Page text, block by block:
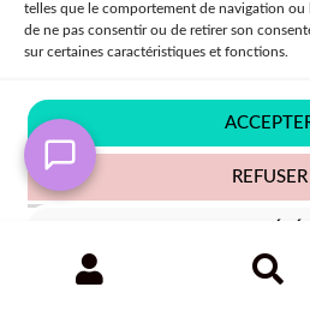
telles que le comportement de navigation ou
de ne pas consentir ou de retirer son
sur certaines caractéristiques et fonctions.
REFUSER
Politique
Recherche
RECHERCHE